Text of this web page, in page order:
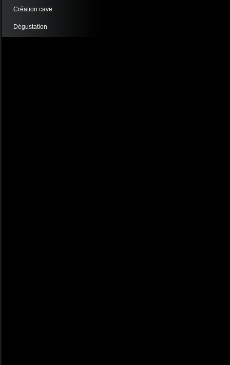
Création cave
Dégustation